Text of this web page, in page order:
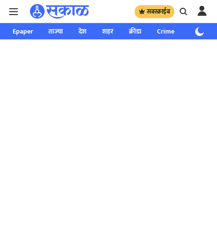
सबस्क्राईब
Epaper ताज्या देश शहर क्रीडा Crime साप्ताहिक